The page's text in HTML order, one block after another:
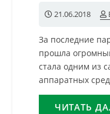
21.06.2018
За последние
прошла
стала одним из
аппаратных
ЧИТАТЬ